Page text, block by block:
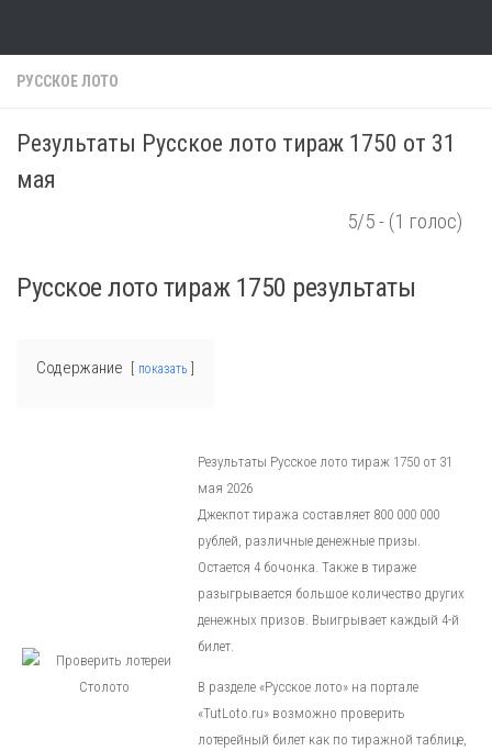
РУССКОЕ ЛОТО
Результаты Русское лото тираж 1750 от 31
мая
5/5 - (1 голос)
Русское лото тираж 1750 результаты
Содержание показать
Результаты Русское лото тираж 1750 от 31
мая 2026
Джекпот тиража составляет 800 000 000
рублей, различные денежные призы.
Остается 4 бочонка. Также в тираже
разыгрывается большое количество других
денежных призов. Выигрывает каждый 4-й
билет.
В разделе «Русское лото» на портале
«TutLoto.ru» возможно проверить
лотерейный билет как по тиражной таблице,